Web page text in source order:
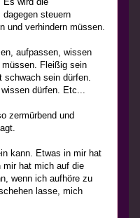
dagegen steuern
und verhindern müssen.
aufpassen, wissen
Fleißig sein
schwach sein dürfen.
dürfen. Etc...
zermürbend und
kann. Etwas in mir hat
mir hat mich auf die
wenn ich aufhöre zu
lasse, mich